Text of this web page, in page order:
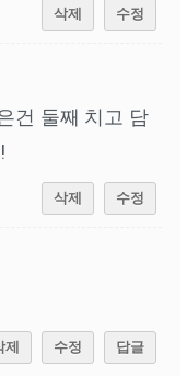
삭제 수정
건 둘째 치고 담
삭제 수정
제 수정 답글